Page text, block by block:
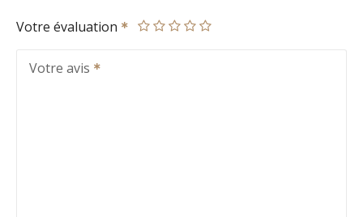
Votre évaluation
Votre avis